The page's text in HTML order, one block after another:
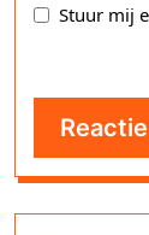
Stuur mij